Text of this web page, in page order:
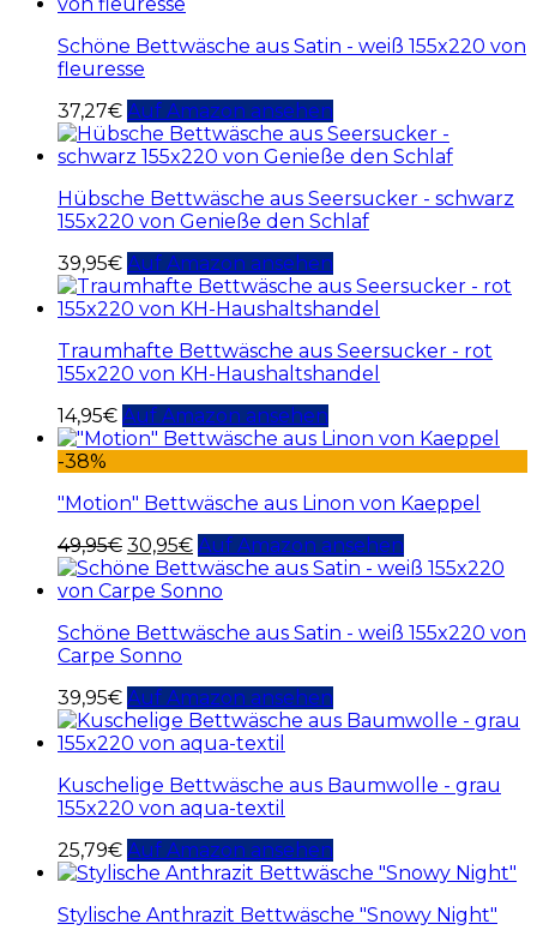
Schöne Bettwäsche aus Satin - weiß 155x220 von
fleuresse
37,27€ Auf Amazon ansehen
Hübsche Bettwäsche aus Seersucker - schwarz
155x220 von Genieße den Schlaf
39,95€ Auf Amazon ansehen
Traumhafte Bettwäsche aus Seersucker - rot
155x220 von KH-Haushaltshandel
14,95€ Auf Amazon ansehen
-38%
"Motion" Bettwäsche aus Linon von Kaeppel
49,95€ 30,95€ Auf Amazon ansehen
Schöne Bettwäsche aus Satin - weiß 155x220 von
Carpe Sonno
39,95€ Auf Amazon ansehen
Kuschelige Bettwäsche aus Baumwolle - grau
155x220 von aqua-textil
25,79€ Auf Amazon ansehen
Stylische Anthrazit Bettwäsche "Snowy Night"